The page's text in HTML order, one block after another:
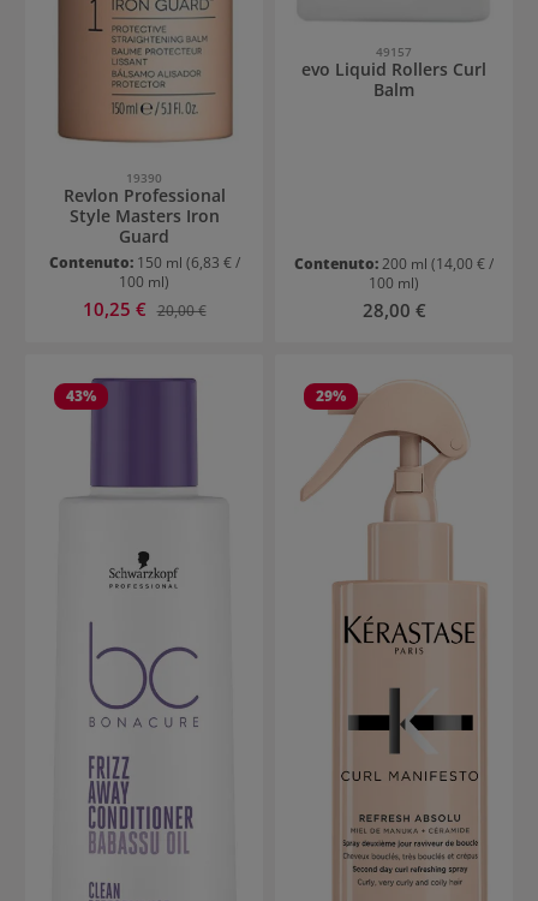
19390
Revlon Professional
Style Masters Iron
Guard
Contenuto: 150 ml (6,83 € /
100 ml)
Prezzo di vendita:
10,25 € Prezzo normale:
20,00 €
49157
evo Liquid Rollers Curl
Balm
Contenuto:200 ml (14,00 € /
100 ml)
Prezzo normale:
28,00 €
43% 29%